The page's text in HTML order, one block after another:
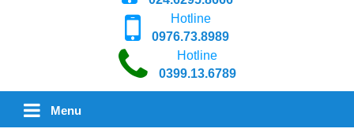
Hotline
0976.73.8989
Hotline
0399.13.6789
Menu